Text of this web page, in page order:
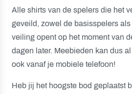
Alle shirts van de spelers die het
geveild, zowel de basisspelers
veiling opent op het moment van
dagen later. Meebieden kan dus
ook vanaf je mobiele telefoon!
Heb jij het hoogste bod geplaatst